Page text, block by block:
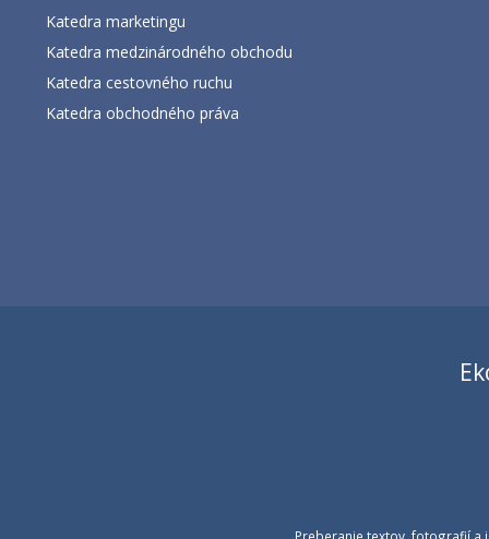
Katedra marketingu
Katedra medzinárodného obchodu
Katedra cestovného ruchu
Katedra obchodného práva